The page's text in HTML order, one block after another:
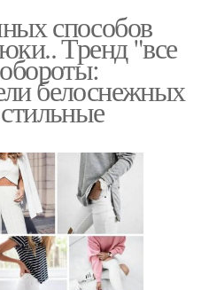
способов
Тренд "все
белоснежных